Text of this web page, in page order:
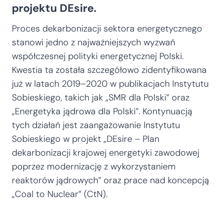
projektu DEsire.
Proces dekarbonizacji sektora energetycznego
stanowi jedno z najważniejszych wyzwań
współczesnej polityki energetycznej Polski.
Kwestia ta została szczegółowo zidentyfikowana
już w latach 2019–2020 w publikacjach Instytutu
Sobieskiego, takich jak „SMR dla Polski” oraz
„Energetyka jądrowa dla Polski”. Kontynuacją
tych działań jest zaangażowanie Instytutu
Sobieskiego w projekt „DEsire – Plan
dekarbonizacji krajowej energetyki zawodowej
poprzez modernizację z wykorzystaniem
reaktorów jądrowych” oraz prace nad koncepcją
„Coal to Nuclear” (CtN).